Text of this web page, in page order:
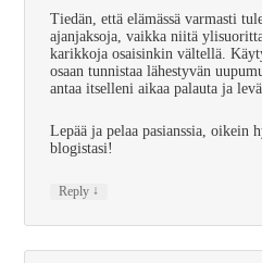
Tiedän, että elämässä varmasti
ajanjaksoja, vaikka niitä
karikkoja osaisinkin vältellä.
osaan tunnistaa lähestyvän
antaa itselleni aikaa palauta ja
Lepää ja pelaa pasianssia, oikein
blogistasi!
Reply ↓